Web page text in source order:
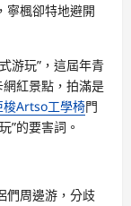
寧楓卻特地避開
游玩”，這屆年青
網紅景點，拍滿是
梭Artso工學椅門
”的要害詞。
們周邊游，分歧